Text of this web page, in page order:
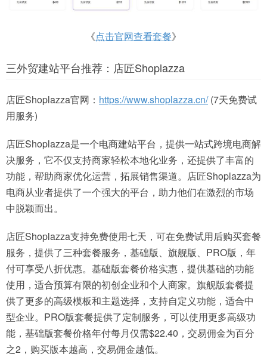
《点击官网查看套餐》
三外贸建站平台推荐：店匠Shoplazza
店匠Shoplazza官网： https://www.shoplazza.cn/(7天免费试
用服务)
店匠Shoplazza是一个电商建站平台，提供一站式跨境电商解
决服务，它不仅支持商家轻松本地化业务，还提供了丰富的
功能，帮助商家优化运营，拓展销售渠道。店匠Shoplazza为
电商从业者提供了一个强大的平台，助力他们在激烈的市场
中脱颖而出。
店匠Shoplazza支持免费使用七天，可在免费试用后购买套餐
服务，提供了三种套餐服务，基础版、旗舰版、PRO版，年
付可享受八折优惠。基础版套餐价格实惠，提供基础的功能
使用，适合预算有限的初创企业和个人商家。旗舰版套餐提
供了更多的高级模板和主题选择，支持自定义功能，适合中
型企业。PRO版套餐提供了定制服务，可以使用更多高级功
能，基础版套餐价格年付每月仅需$22.40，交易佣金为百分
之2，购买版本越高，交易佣金越低。